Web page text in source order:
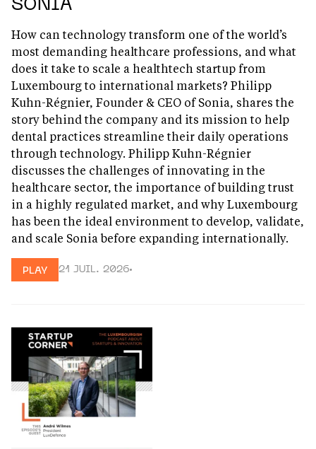
SONIA
How can technology transform one of the world’s
most demanding healthcare professions, and what
does it take to scale a healthtech startup from
Luxembourg to international markets? Philipp
Kuhn-Régnier, Founder & CEO of Sonia, shares the
story behind the company and its mission to help
dental practices streamline their daily operations
through technology. Philipp Kuhn-Régnier
discusses the challenges of innovating in the
healthcare sector, the importance of building trust
in a highly regulated market, and why Luxembourg
has been the ideal environment to develop, validate,
and scale Sonia before expanding internationally.
PLAY 21 JUIL. 2026